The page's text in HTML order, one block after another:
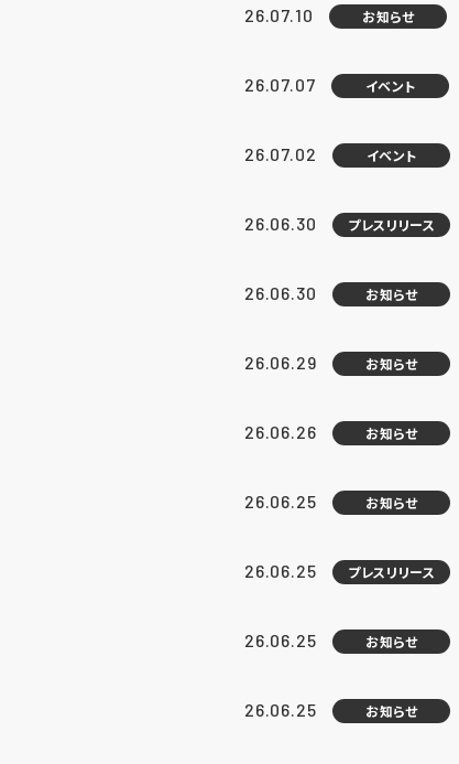
26.07.10 お知らせ
26.07.07 イベント
26.07.02 イベント
26.06.30 プレスリリース
26.06.30 お知らせ
26.06.29 お知らせ
26.06.26 お知らせ
26.06.25 お知らせ
26.06.25 プレスリリース
26.06.25 お知らせ
26.06.25 お知らせ